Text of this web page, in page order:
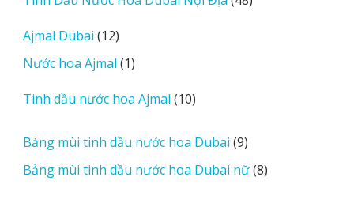
v
e
Ajmal Dubai 1212
sản
phẩm
Nước hoa Ajmal 11
phẩm
Tinh dầu nước hoa Ajmal 1010
phẩm
Bảng mùi tinh dầu nước hoa Dubai 99
sản
phẩm
Bảng mùi tinh dầu nước hoa Dubai nữ 88